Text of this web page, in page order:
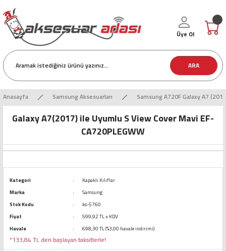
ARA
Üye Ol
Anasayfa Samsung Aksesuarları Samsung A720F Galaxy A7
Galaxy A7(2017) ile Uyumlu S View Cover Mavi EF-
CA720PLEGWW
Kategori
Kapaklı Kılıflar
Marka
Samsung
Stok Kodu
ks-5760
Fiyat
599,92 TL + KDV
Havale
698,30 TL (%3,00 havale indirimi)
*133,84 TL den başlayan taksitlerle!